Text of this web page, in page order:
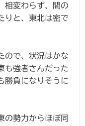
相変わらず、間の
りと、東北は密で
ので、状況はかな
も強者さんだった
勝負になりそうに
の勢力からほぼ同